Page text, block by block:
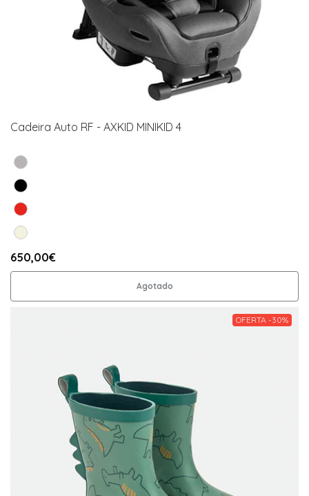
Cadeira Auto RF - AXKID MINIKID 4
650,00€
Agotado
OFERTA -30%